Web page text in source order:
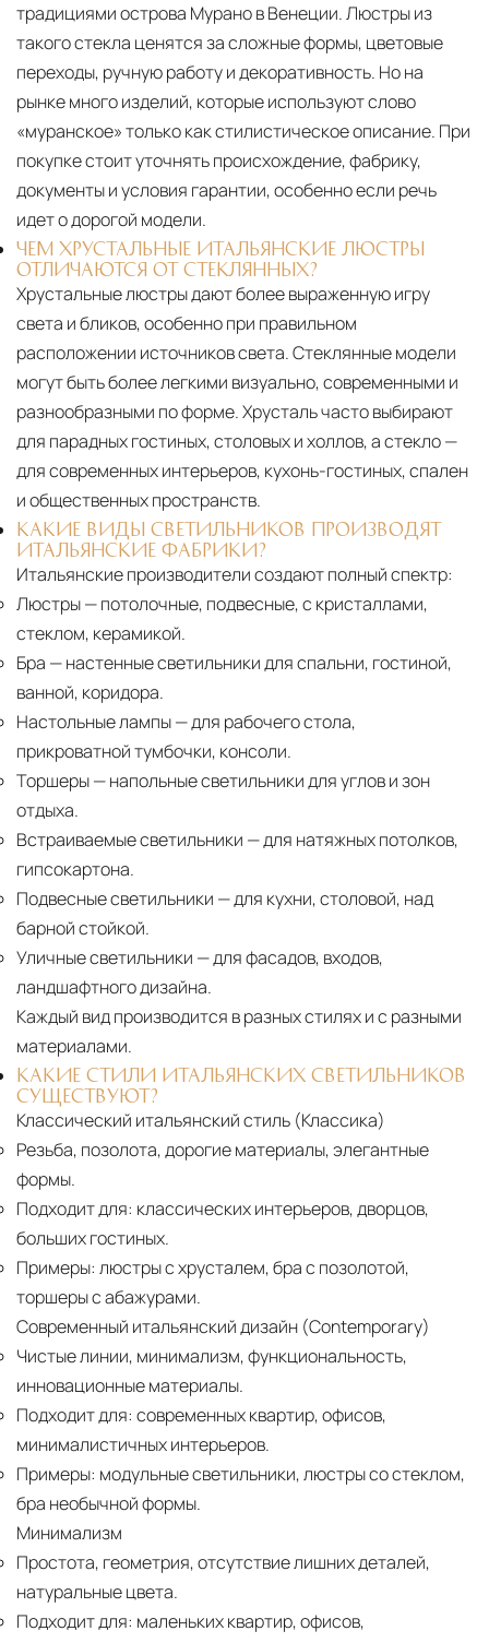
традициями острова Мурано в Венеции. Люстры из
такого стекла ценятся за сложные формы, цветовые
переходы, ручную работу и декоративность. Но на
рынке много изделий, которые используют слово
«муранское» только как стилистическое описание. При
покупке стоит уточнять происхождение, фабрику,
документы и условия гарантии, особенно если речь
идет о дорогой модели.
ЧЕМ ХРУСТАЛЬНЫЕ ИТАЛЬЯНСКИЕ ЛЮСТРЫ
ОТЛИЧАЮТСЯ ОТ СТЕКЛЯННЫХ?
Хрустальные люстры дают более выраженную игру
света и бликов, особенно при правильном
расположении источников света. Стеклянные модели
могут быть более легкими визуально, современными и
разнообразными по форме. Хрусталь часто выбирают
для парадных гостиных, столовых и холлов, а стекло —
для современных интерьеров, кухонь-гостиных, спален
и общественных пространств.
КАКИЕ ВИДЫ СВЕТИЛЬНИКОВ ПРОИЗВОДЯТ
ИТАЛЬЯНСКИЕ ФАБРИКИ?
Итальянские производители создают полный спектр:
Люстры— потолочные, подвесные, с кристаллами,
стеклом, керамикой.
Бра — настенные светильники для спальни, гостиной,
ванной, коридора.
Настольные лампы— для рабочего стола,
прикроватной тумбочки, консоли.
Торшеры— напольные светильники для углов и зон
отдыха.
Встраиваемые светильники — для натяжных потолков,
гипсокартона.
Подвесные светильники — для кухни, столовой, над
барной стойкой.
Уличные светильники — для фасадов, входов,
ландшафтного дизайна.
Каждый вид производится в разных стилях и с разными
материалами.
КАКИЕ СТИЛИ ИТАЛЬЯНСКИХ СВЕТИЛЬНИКОВ
СУЩЕСТВУЮТ?
Классический итальянский стиль (Классика)
Резьба, позолота, дорогие материалы, элегантные
формы.
Подходит для: классических интерьеров, дворцов,
больших гостиных.
Примеры: люстры с хрусталем, бра с позолотой,
торшеры с абажурами.
Современный итальянский дизайн (Contemporary)
Чистые линии, минимализм, функциональность,
инновационные материалы.
Подходит для: современных квартир, офисов,
минималистичных интерьеров.
Примеры: модульные светильники, люстры со стеклом,
бра необычной формы.
Минимализм
Простота, геометрия, отсутствие лишних деталей,
натуральные цвета.
Подходит для: маленьких квартир, офисов,